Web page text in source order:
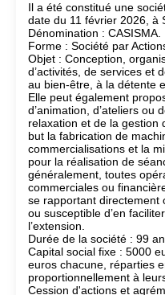
Il a été constitué une
date du 11 février 2026, à
Dénomination : CASISMA.
Forme : Société par
Objet : Conception,
d’activités, de services et
au bien-être, à la détente
Elle peut également
d’animation, d’ateliers ou
relaxation et de la gestion
but la fabrication de
commercialisations et la
pour la réalisation de
généralement, toutes
commerciales ou
se rapportant directement
ou susceptible d’en
l’extension.
Durée de la société : 99
Capital social fixe : 5000
euros chacune, réparties
proportionnellement à
Cession d'actions et